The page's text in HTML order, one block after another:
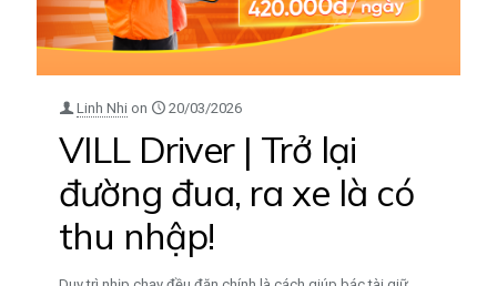
Linh Nhi on 20/03/2026
VILL Driver | Trở lại
đường đua, ra xe là có
thu nhập!